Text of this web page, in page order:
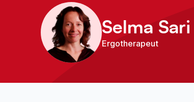
Selma Sari
Ergotherapeut